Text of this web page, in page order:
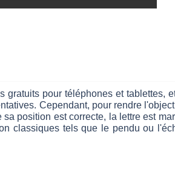
pour téléphones et tablettes,
Cependant, pour rendre
position est correcte, la lettre est
classiques tels que le pendu ou